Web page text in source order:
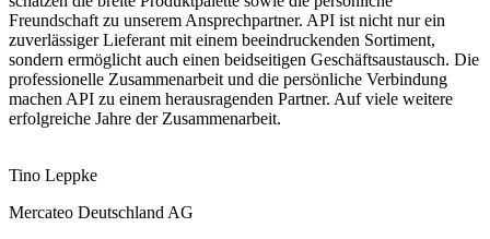
Freundschaft zu unserem Ansprechpartner. API ist nicht nur ein
zuverlässiger Lieferant mit einem beeindruckenden Sortiment,
sondern ermöglicht auch einen beidseitigen Geschäftsaustausch. Die
professionelle Zusammenarbeit und die persönliche Verbindung
machen API zu einem herausragenden Partner. Auf viele weitere
erfolgreiche Jahre der Zusammenarbeit.
Tino Leppke
Mercateo Deutschland AG